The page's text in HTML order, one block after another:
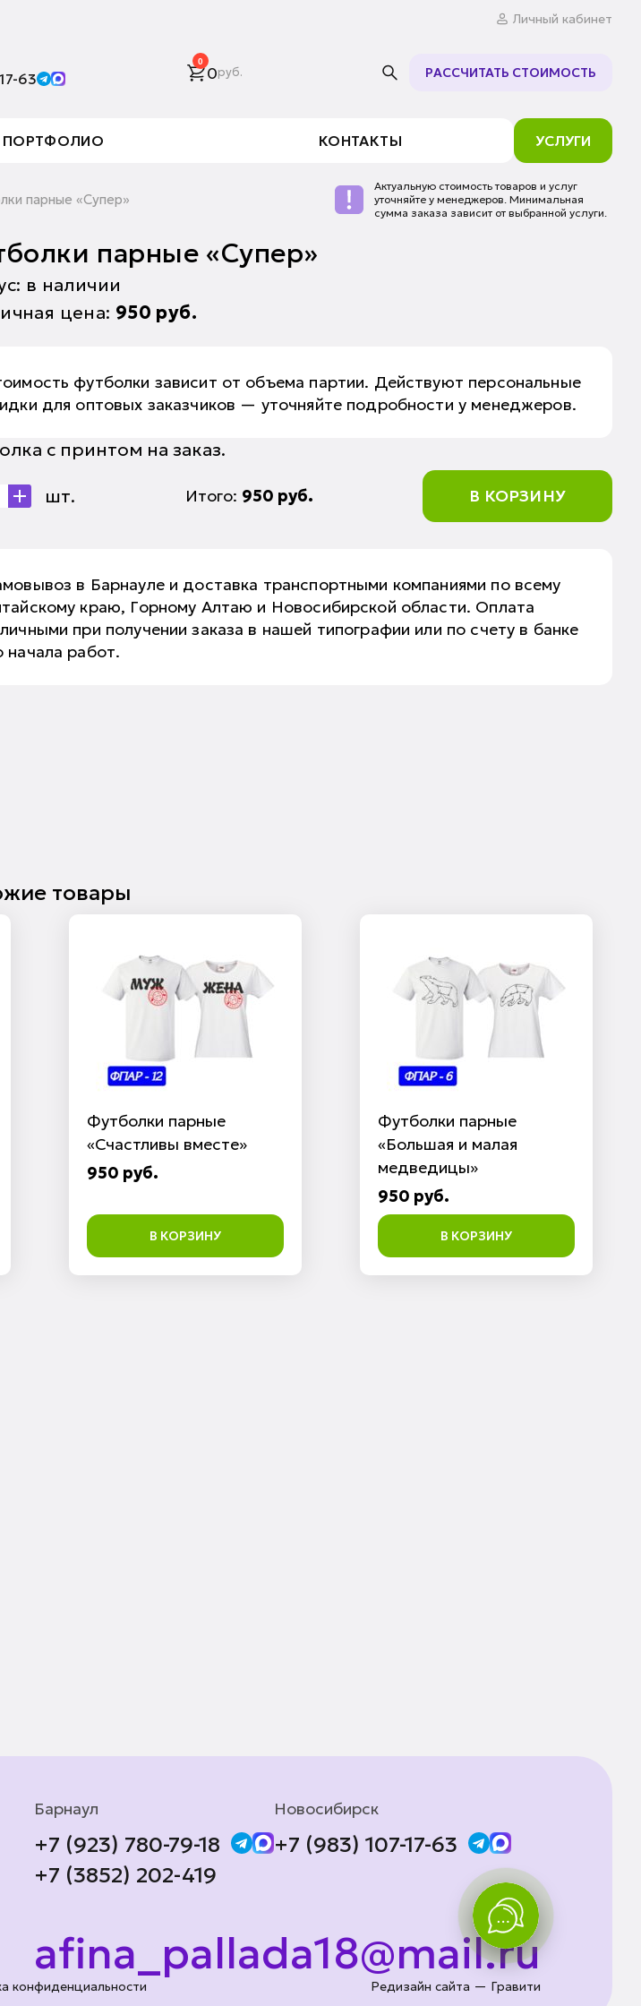
Личный кабинет
63
0
0руб. РАССЧИТАТЬ СТОИМОСТЬ
ПОРТФОЛИО КОНТАКТЫ УСЛУГИ
парные «Супер»
Актуальную стоимость товаров и услуг
уточняйте у менеджеров. Минимальная
сумма заказа зависит от выбранной услуги.
парные «Супер»
в наличии
цена: 950 руб.
футболки зависит от объема партии. Действуют персональные
для оптовых заказчиков — уточняйте подробности у менеджеров.
с принтом на заказ.
шт.
Итого: 950 руб. В КОРЗИНУ
в Барнауле и доставка транспортными компаниями по всему
краю, Горному Алтаю и Новосибирской области. Оплата
при получении заказа в нашей типографии или по счету в банке
начала работ.
товары
Футболки парные
«Счастливы вместе»
950 руб.
В КОРЗИНУ
Футболки парные
«Большая и малая
медведицы»
950 руб.
В КОРЗИНУ
Барнаул
+7 (923) 780-79-18
+7 (3852) 202-419
Новосибирск
+7 (983) 107-17-63
afina_pallada18@mail.ru
конфиденциальности Редизайн сайта — Гравити